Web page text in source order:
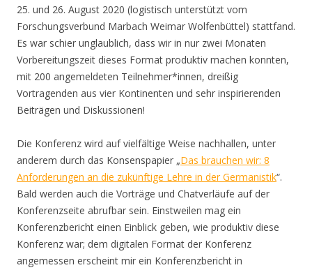
25. und 26. August 2020 (logistisch unterstützt vom
Forschungsverbund Marbach Weimar Wolfenbüttel) stattfand.
Es war schier unglaublich, dass wir in nur zwei Monaten
Vorbereitungszeit dieses Format produktiv machen konnten,
mit 200 angemeldeten Teilnehmer*innen, dreißig
Vortragenden aus vier Kontinenten und sehr inspirierenden
Beiträgen und Diskussionen!
Die Konferenz wird auf vielfältige Weise nachhallen, unter
anderem durch das Konsenspapier „Das brauchen wir: 8
Anforderungen an die zukünftige Lehre in der Germanistik“.
Bald werden auch die Vorträge und Chatverläufe auf der
Konferenzseite abrufbar sein. Einstweilen mag ein
Konferenzbericht einen Einblick geben, wie produktiv diese
Konferenz war; dem digitalen Format der Konferenz
angemessen erscheint mir ein Konferenzbericht in